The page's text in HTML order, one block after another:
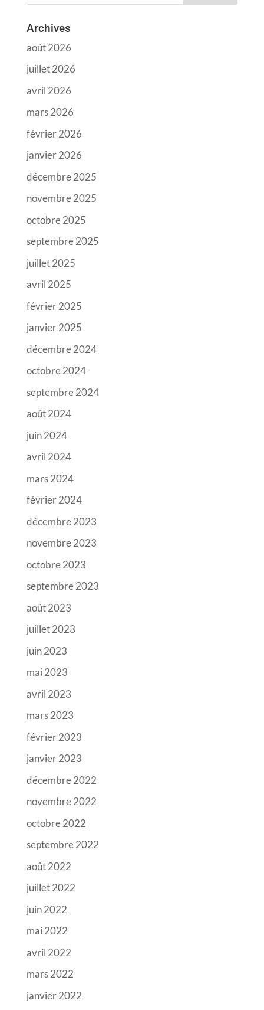
Archives
août 2026
juillet 2026
avril 2026
mars 2026
février 2026
janvier 2026
décembre 2025
novembre 2025
octobre 2025
septembre 2025
juillet 2025
avril 2025
février 2025
janvier 2025
décembre 2024
octobre 2024
septembre 2024
août 2024
juin 2024
avril 2024
mars 2024
février 2024
décembre 2023
novembre 2023
octobre 2023
septembre 2023
août 2023
juillet 2023
juin 2023
mai 2023
avril 2023
mars 2023
février 2023
janvier 2023
décembre 2022
novembre 2022
octobre 2022
septembre 2022
août 2022
juillet 2022
juin 2022
mai 2022
avril 2022
mars 2022
janvier 2022